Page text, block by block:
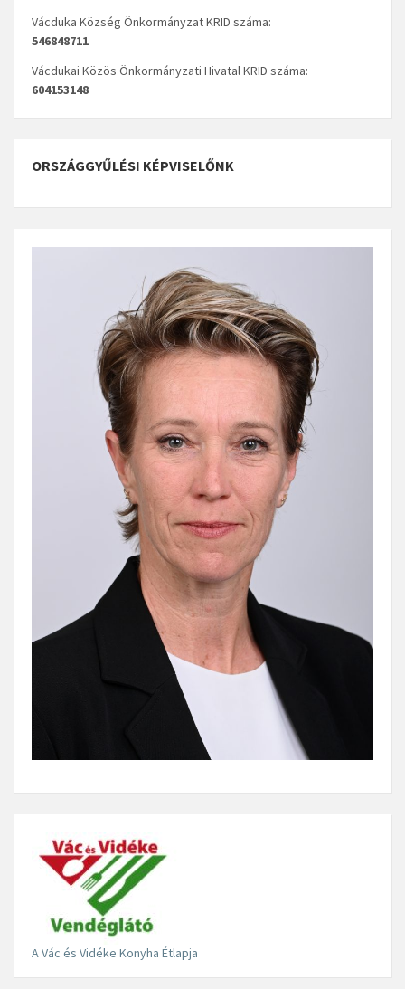
Vácduka Község Önkormányzat KRID száma:
546848711
Vácdukai Közös Önkormányzati Hivatal KRID száma:
604153148
ORSZÁGGYŰLÉSI KÉPVISELŐNK
A Vác és Vidéke Konyha Étlapja